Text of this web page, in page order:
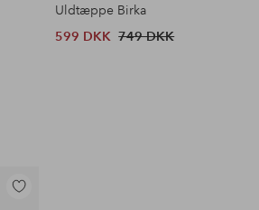
Uldtæppe Birka
599 DKK 749 DKK
Tilføj